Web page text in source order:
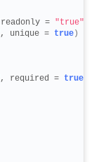
readonly = "true"
, unique = true )
, required = true